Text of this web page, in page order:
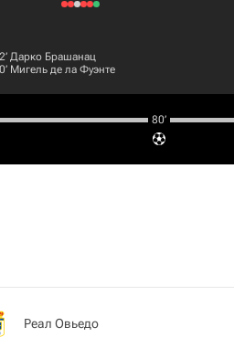
Дарко Брашанац
Мигель де ла Фуэнте
80‎’‎
Реал Овьедо